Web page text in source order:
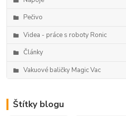
Pečivo
Videa - práce s roboty Ronic
Články
Vakuové baličky Magic Vac
Štítky blogu